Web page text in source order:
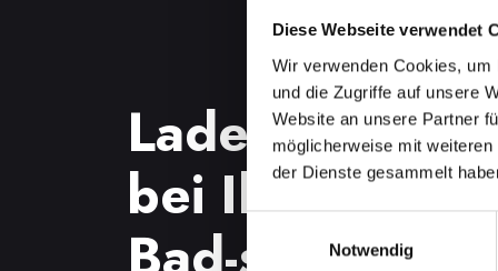
Diese Webseite verwendet
Wir verwenden Cookies,
und die Zugriffe auf unsere
Website an unsere Partner
möglicherweise mit
der Dienste gesammelt
Notwendig
bei Ihrem